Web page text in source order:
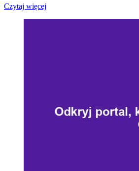
Czytaj więcej